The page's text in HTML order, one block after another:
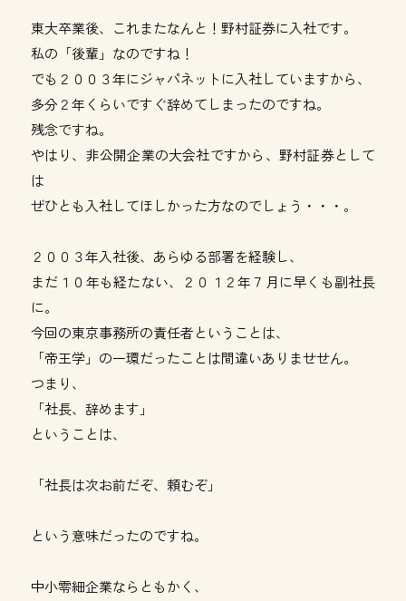
東大卒業後、これまたなんと！野村証券に入社です。
私の「後輩」なのですね！
でも２００３年にジャパネットに入社していますから、
多分２年くらいですぐ辞めてしまったのですね。
残念ですね。
やはり、非公開企業の大会社ですから、野村証券として
は
ぜひとも入社してほしかった方なのでしょう・・・。
２００３年入社後、あらゆる部署を経験し、
まだ１０年も経たない、２０１２年７月に早くも副社長
に。
今回の東京事務所の責任者ということは、
「帝王学」の一環だったことは間違いありませせん。
つまり、
「社長、辞めます」
ということは、
「社長は次お前だぞ、頼むぞ」
という意味だったのですね。
中小零細企業ならともかく、